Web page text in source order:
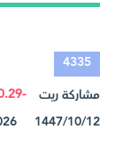
4335
مشاركة ريت
-0.29 %
1447/10/12 31/03/2026 16:45:21